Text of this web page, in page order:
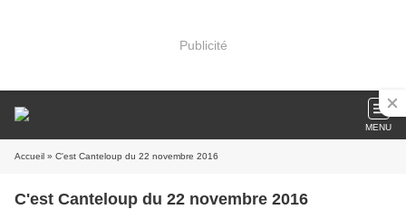
Publicité
MENU
Accueil » C'est Canteloup du 22 novembre 2016
C'est Canteloup du 22 novembre 2016